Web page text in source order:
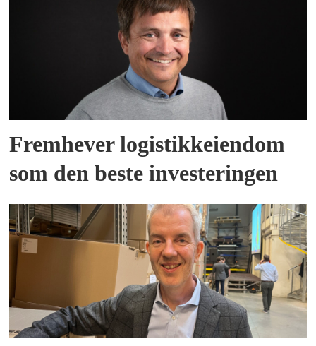
Fremhever logistikkeiendom
som den beste investeringen